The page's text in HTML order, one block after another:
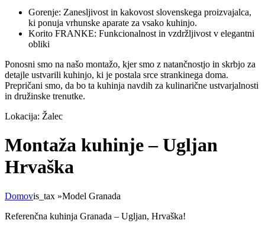
Gorenje: Zanesljivost in kakovost slovenskega proizvajalca,
ki ponuja vrhunske aparate za vsako kuhinjo.
Korito FRANKE: Funkcionalnost in vzdržljivost v elegantni
obliki
Ponosni smo na našo montažo, kjer smo z natančnostjo in skrbjo za
detajle ustvarili kuhinjo, ki je postala srce strankinega doma.
Prepričani smo, da bo ta kuhinja navdih za kulinarične ustvarjalnosti
in družinske trenutke.
Lokacija: Žalec
Montaža kuhinje – Ugljan
Hrvaška
Domovis_tax »Model Granada
Referenčna kuhinja Granada – Ugljan, Hrvaška!